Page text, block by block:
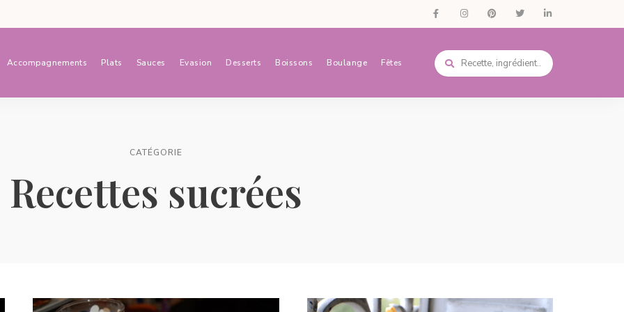
Accompagnements Plats Sauces Evasion Desserts Boissons Boulange Fêtes
CATÉGORIE
Recettes sucrées